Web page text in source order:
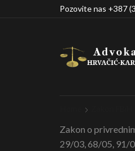
Pozovite nas +387
Zakon o
29/03, 68/05, 91/